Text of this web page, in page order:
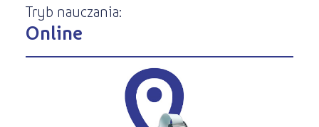
Tryb nauczania:
Online